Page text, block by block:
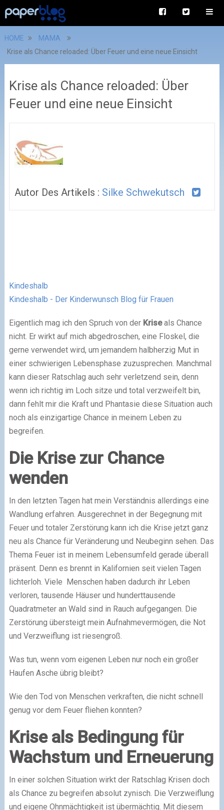
HOME
MAMA
Krise als Chance reloaded: Über Feuer und eine neue Einsicht
Krise als Chance reloaded: Über
Feuer und eine neue Einsicht
Autor Des Artikels : Silke Schwekutsch
Kindeshalb
Kindeshalb - Der Kinderwunsch Blog für Frauen
Eigentlich mag ich den Spruch von der Kriseals Chance
nicht. Er wirkt auf mich abgedroschen, eine Floskel, die
gerne verwendet wird, um jemandem halbherzig Mut in
einer schwierigen Lebensphase zuzusprechen. Manchmal
kann dieser Ratschlag auch sehr verletzend sein, denn
wenn ich richtig im Loch sitze und total verzweifelt bin,
dann fehlt mir die Kraft und Phantasie diese Situation auch
noch als einzigartige Chance in meinem Leben zu
begreifen.
Die Krise zur Chance
wenden
In den letzten Tagen hat mein Verständnis allerdings eine
Wandlung erfahren. Ausgerechnet in der Begegnung mit
Feuer und totaler Zerstörung kann ich die Krise jetzt ganz
neu als Chance für Veränderung und Neubeginn sehen. Das
Thema Feuer ist in meinem Lebensumfeld gerade überall
präsent. Denn es brennt in Kalifornien seit vielen Tagen
lichterloh. Viele Menschen haben dadurch ihr Leben
verloren, tausende Häuser und hunderttausende
Quadratmeter an Wald sind in Rauch aufgegangen. Die
Zerstörung übersteigt mein Aufnahmevermögen, die Not
und Verzweiflung ist riesengroß.
Was tun, wenn vom eigenen Leben nur noch ein großer
Haufen Asche übrig bleibt?
Wie den Tod von Menschen verkraften, die nicht schnell
genug vor dem Feuer fliehen konnten?
Krise als Bedingung für
Wachstum und Erneuerung
In einer solchen Situation wirkt der Ratschlag Krisen doch
als Chance zu begreifen absolut zynisch. Die Verzweiflung
und eigene Ohnmächtigkeit ist übermächtig. Mit diesem